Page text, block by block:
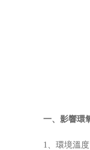
一、影響環
1、 環境溫